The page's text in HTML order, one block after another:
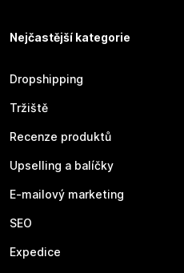
Nejčastější kategorie
Dropshipping
Tržiště
Recenze produktů
Upselling a balíčky
E-mailový marketing
SEO
Expedice